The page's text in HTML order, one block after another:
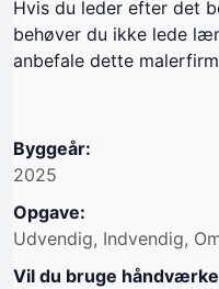
Hvis du leder efter det
behøver du ikke lede
anbefale dette
Byggeår:
2025
Opgave:
Udvendig, Indvendig,
Vil du bruge